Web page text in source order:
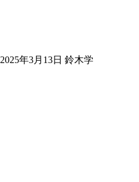
2025年3月13日 鈴木学